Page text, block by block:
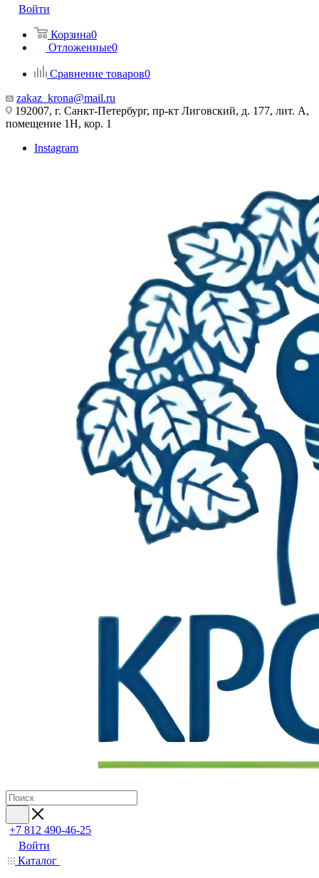
Войти
Корзина0
Отложенные0
Сравнение товаров0
zakaz_krona@mail.ru
192007, г. Санкт-Петербург, пр-кт Лиговский, д. 177, лит. А,
помещение 1Н, кор. 1
Instagram
+7 812 490-46-25
Войти
Каталог